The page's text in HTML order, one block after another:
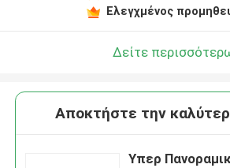
Ελεγχμένος
Δείτε
Αποκτήστε την
Υπερ